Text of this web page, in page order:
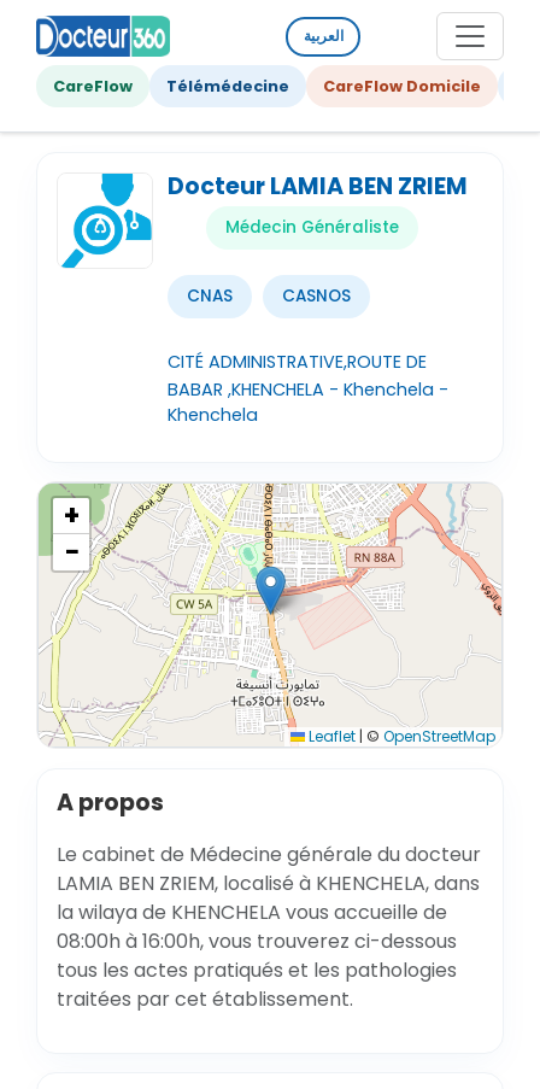
العربية
CareFlow Télémédecine CareFlow Domicile
Docteur LAMIA BEN ZRIEM
Médecin Généraliste
CNAS CASNOS
CITÉ ADMINISTRATIVE,ROUTE DE
BABAR ,KHENCHELA - Khenchela -
Khenchela
+
−
Leaflet | © OpenStreetMap
A propos
Le cabinet de Médecine générale du docteur
LAMIA BEN ZRIEM, localisé à KHENCHELA, dans
la wilaya de KHENCHELA vous accueille de
08:00h à 16:00h, vous trouverez ci-dessous
tous les actes pratiqués et les pathologies
traitées par cet établissement.